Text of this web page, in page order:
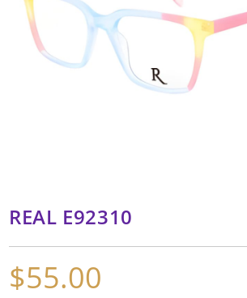
REAL E92310
$55.00